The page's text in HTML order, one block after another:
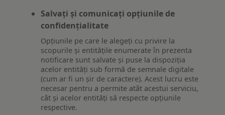
Salvați și comunicați opțiunile de
confidențialitate
Opțiunile pe care le alegeți cu privire la
scopurile și entitățile enumerate în prezenta
notificare sunt salvate și puse la dispoziția
acelor entități sub formă de semnale digitale
(cum ar fi un șir de caractere). Acest lucru este
necesar pentru a permite atât acestui serviciu,
cât și acelor entități să respecte opțiunile
respective.